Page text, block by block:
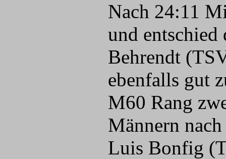
Nach 24:11
und entschied
Behrendt
ebenfalls gut
M60 Rang
Männern
Luis Bonfig